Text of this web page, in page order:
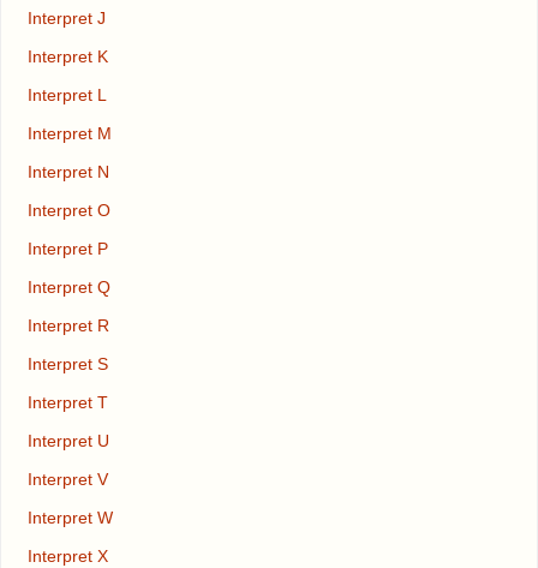
Interpret J
Interpret K
Interpret L
Interpret M
Interpret N
Interpret O
Interpret P
Interpret Q
Interpret R
Interpret S
Interpret T
Interpret U
Interpret V
Interpret W
Interpret X